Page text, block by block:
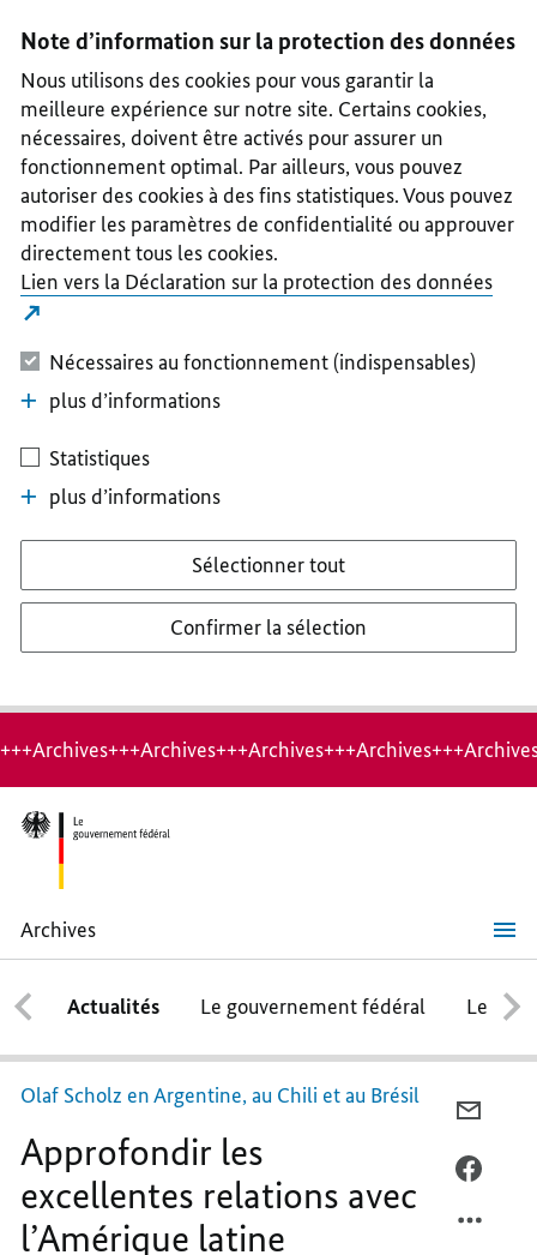
II
III
IV
V
Note d’information sur la protection des données
Nous utilisons des cookies pour vous garantir la
meilleure expérience sur notre site. Certains cookies,
nécessaires, doivent être activés pour assurer un
fonctionnement optimal. Par ailleurs, vous pouvez
autoriser des cookies à des fins statistiques. Vous pouvez
modifier les paramètres de confidentialité ou approuver
directement tous les cookies.
Lien vers la Déclaration sur la protection des données
Nécessaires au fonctionnement (indispensables)
plus d’informations
Statistiques
plus d’informations
Sélectionner tout
Confirmer la sélection
Archives
Approfondir
les
excellentes
relations
avec
l’Amérique
latine
Actualités Le gouvernement fédéral Le
Olaf Scholz en Argentine, au Chili et au Brésil
Approfondir les
excellentes relations avec
l’Amérique latine